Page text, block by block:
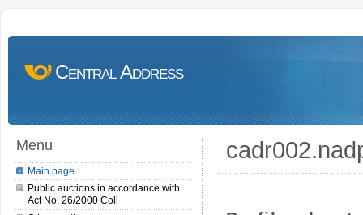
Central Address
Menu
Main page
Public auctions in accordance with
Act No. 26/2000 Coll